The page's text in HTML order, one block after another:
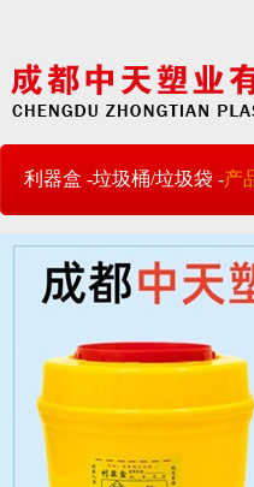
利器盒 -垃圾桶/垃圾袋 -产